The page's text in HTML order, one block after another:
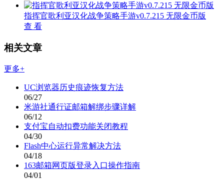
指挥官歌利亚汉化战争策略手游v0.7.215 无限金币版
查 看
相关文章
更多+
UC浏览器历史痕迹恢复方法
06/27
米游社通行证邮箱解绑步骤详解
06/12
支付宝自动扣费功能关闭教程
04/30
Flash中心运行异常解决方法
04/18
163邮箱网页版登录入口操作指南
04/01